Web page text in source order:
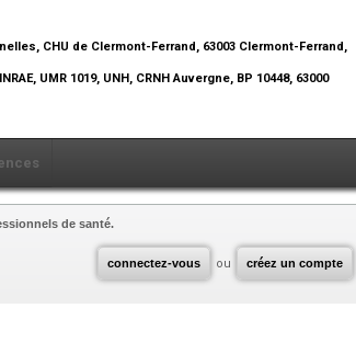
CHU de Clermont-Ferrand, 63003 Clermont-Ferrand,
UMR 1019, UNH, CRNH Auvergne, BP 10448, 63000
connectez-vous ou créez un compte
de santé.